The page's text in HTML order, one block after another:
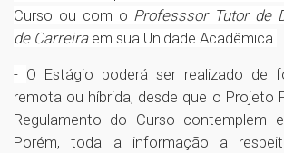
Curso ou com o Professsor Tutor de
de Carreiraem sua Unidade Acadêmica.
- O Estágio poderá ser realizado de
remota ou híbrida, desde que o Projeto
Regulamento do Curso contemplem
Porém, toda a informação a